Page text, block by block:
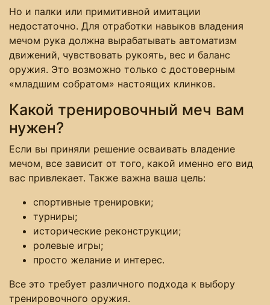
Но и палки или примитивной имитации
недостаточно. Для отработки навыков владения
мечом рука должна вырабатывать автоматизм
движений, чувствовать рукоять, вес и баланс
оружия. Это возможно только с достоверным
«младшим собратом» настоящих клинков.
Какой тренировочный меч вам
нужен?
Если вы приняли решение осваивать владение
мечом, все зависит от того, какой именно его вид
вас привлекает. Также важна ваша цель:
спортивные тренировки;
турниры;
исторические реконструкции;
ролевые игры;
просто желание и интерес.
Все это требует различного подхода к выбору
тренировочного оружия.